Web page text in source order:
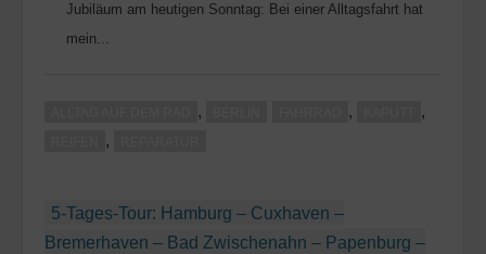
Jubiläum am heutigen Sonntag: Bei einer Alltagsfahrt hat
mein...
, , ,
,
Beitragsnavigation
5-Tages-Tour: Hamburg – Cuxhaven –
Bremerhaven – Bad Zwischenahn – Papenburg –